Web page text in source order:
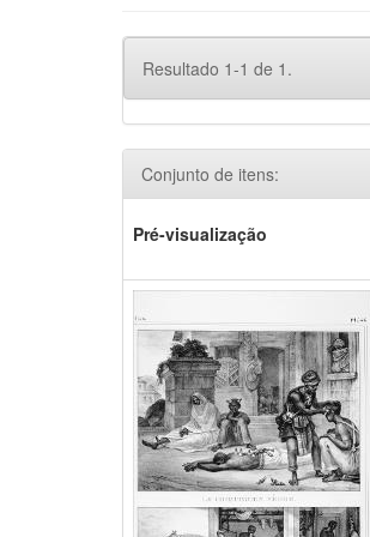
Resultado 1-1 de 1.
Conjunto de itens:
Pré-visualização